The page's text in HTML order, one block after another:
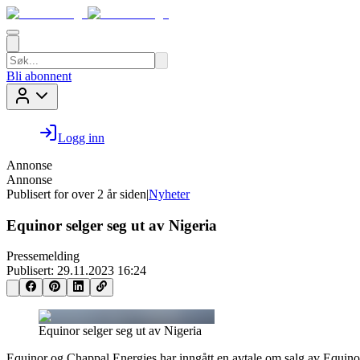
Bli abonnent
Logg inn
Annonse
Annonse
Publisert for over 2 år siden|Nyheter
Equinor selger seg ut av Nigeria
Pressemelding
Publisert: 29.11.2023 16:24
Equinor selger seg ut av Nigeria